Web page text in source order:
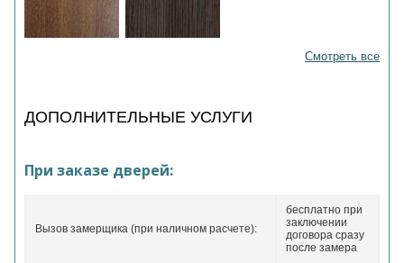
Смотреть все
ДОПОЛНИТЕЛЬНЫЕ УСЛУГИ
При заказе дверей:
Вызов замерщика (при наличном расчете):
бесплатно при
заключении
договора сразу
после замера